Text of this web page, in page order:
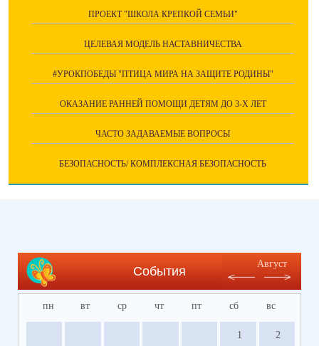
ПРОЕКТ "ШКОЛА КРЕПКОЙ СЕМЬИ"
ЦЕЛЕВАЯ МОДЕЛЬ НАСТАВНИЧЕСТВА
#УРОКПОБЕДЫ "ПТИЦА МИРА НА ЗАЩИТЕ РОДИНЫ"
ОКАЗАНИЕ РАННЕЙ ПОМОЩИ ДЕТЯМ ДО 3-Х ЛЕТ
ЧАСТО ЗАДАВАЕМЫЕ ВОПРОСЫ
БЕЗОПАСНОСТЬ/ КОМПЛЕКСНАЯ БЕЗОПАСНОСТЬ
События
Август
пн вт ср чт пт сб вс
1 2